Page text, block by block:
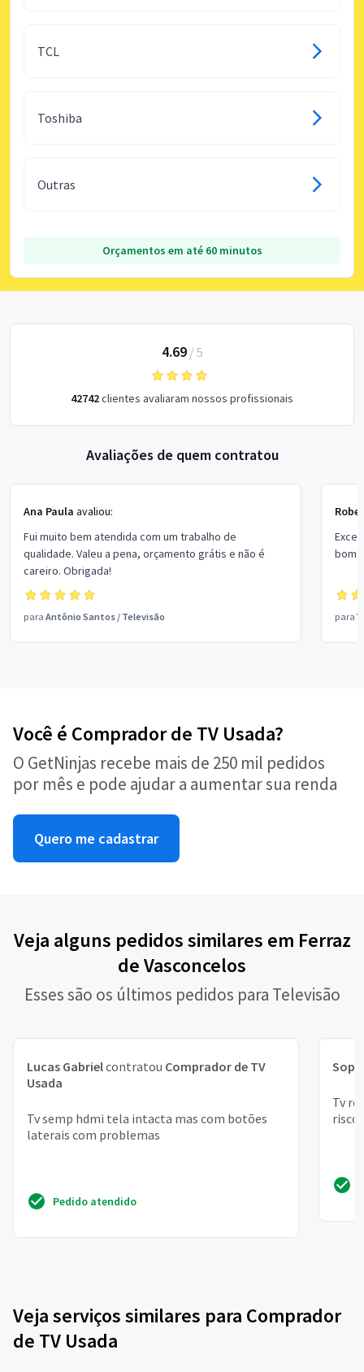
TCL
Toshiba
Outras
Orçamentos em até 60 minutos
4.69/ 5
42742clientes avaliaram nossos profissionais
Avaliações de quem contratou
Ana Paula avaliou:
Fui muito bem atendida com um trabalho de
qualidade. Valeu a pena, orçamento grátis e não é
careiro. Obrigada!
para Antônio Santos / Televisão
bom
para
Você é Comprador de TV Usada?
O GetNinjas recebe mais de 250 mil pedidos
por mês e pode ajudar a aumentar sua renda
Quero me cadastrar
Veja alguns pedidos similares em Ferraz
de Vasconcelos
Esses são os últimos pedidos para Televisão
Lucas Gabrielcontratou Comprador de TV
Usada
Tv semp hdmi tela intacta mas com botões
laterais com problemas
Pedido atendido
Tv
Veja serviços similares para Comprador
de TV Usada